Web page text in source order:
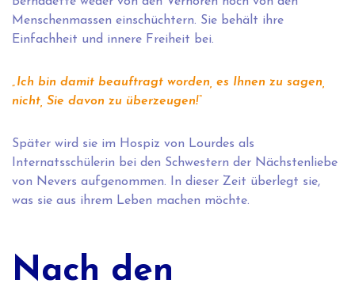
Menschenmassen einschüchtern. Sie behält ihre
Einfachheit und innere Freiheit bei.
„Ich bin damit beauftragt worden, es Ihnen zu sagen,
nicht, Sie davon zu überzeugen!“
Später wird sie im Hospiz von Lourdes als
Internatsschülerin bei den Schwestern der Nächstenliebe
von Nevers aufgenommen. In dieser Zeit überlegt sie,
was sie aus ihrem Leben machen möchte.
Nach den